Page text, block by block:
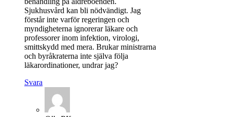
Sjukhusvård kan bli nödvändigt. Jag
förstår inte varför regeringen och
myndigheterna ignorerar läkare och
professorer inom infektion, virologi,
smittskydd med mera. Brukar ministrarna
och byråkraterna inte själva följa
läkarordinationer, undrar jag?
Svara